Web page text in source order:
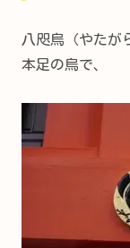
八咫烏（やたが
本足の烏で、